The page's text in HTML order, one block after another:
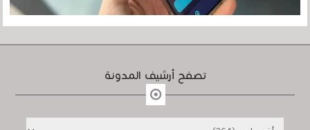
تصفح أرشيف المدونة